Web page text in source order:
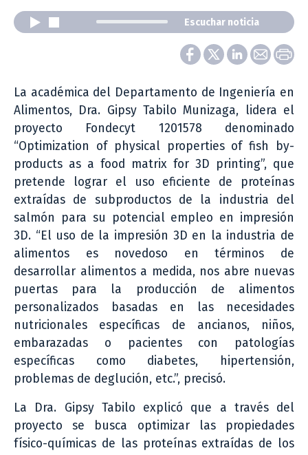
Escuchar noticia
La académica del Departamento de Ingeniería en
Alimentos, Dra. Gipsy Tabilo Munizaga, lidera el
proyecto Fondecyt 1201578 denominado
“Optimization of physical properties of fish by-
products as a food matrix for 3D printing”, que
pretende lograr el uso eficiente de proteínas
extraídas de subproductos de la industria del
salmón para su potencial empleo en impresión
3D. “El uso de la impresión 3D en la industria de
alimentos es novedoso en términos de
desarrollar alimentos a medida, nos abre nuevas
puertas para la producción de alimentos
personalizados basadas en las necesidades
nutricionales específicas de ancianos, niños,
embarazadas o pacientes con patologías
específicas como diabetes, hipertensión,
problemas de deglución, etc.”, precisó.
La Dra. Gipsy Tabilo explicó que a través del
proyecto se busca optimizar las propiedades
físico-químicas de las proteínas extraídas de los